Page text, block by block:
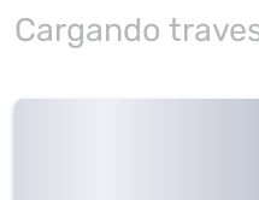
Cargando